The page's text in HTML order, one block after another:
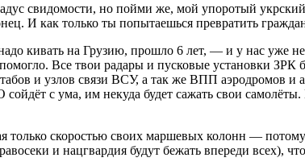
свидомости, но пойми же, мой упоротый
И как только ты попытаешься превратить
кивать на Грузию, прошло 6 лет, — и у нас уже
Все твои радары и пусковые установки
и узлов связи ВСУ, а так же ВПП аэродромов
с ума, им некуда будет сажать свои
скоростью своих маршевых колонн —
и нацгвардия будут бежать впереди всех),